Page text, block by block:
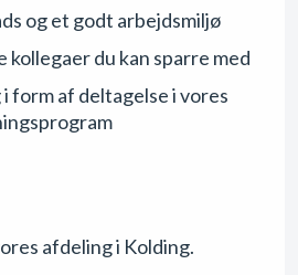
og et godt arbejdsmiljø
kollegaer du kan sparre med
form af deltagelse i vores
afdeling i Kolding.